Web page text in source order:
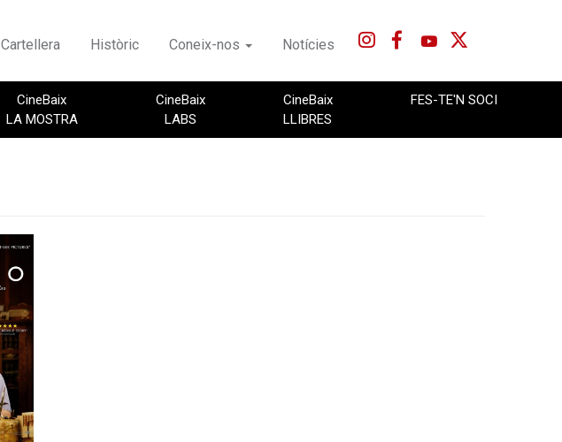
Cartellera Històric Coneix-nos Notícies
CineBaix
LA MOSTRA
CineBaix
LABS
CineBaix
LLIBRES
FES-TE'N SOCI